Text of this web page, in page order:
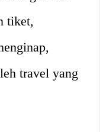
tiket,
travel yang